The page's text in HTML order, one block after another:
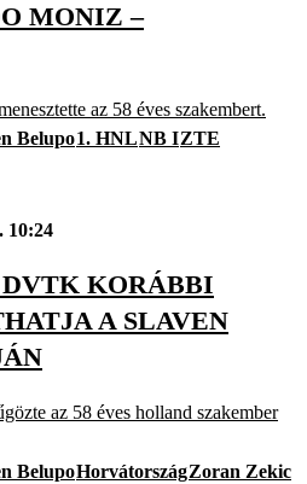
MONIZ –
az 58 éves szakembert.
Belupo1. HNLNB IZTE
10:24
KORÁBBI
A SLAVEN
az 58 éves holland szakember
BelupoHorvátországZoran Zekic